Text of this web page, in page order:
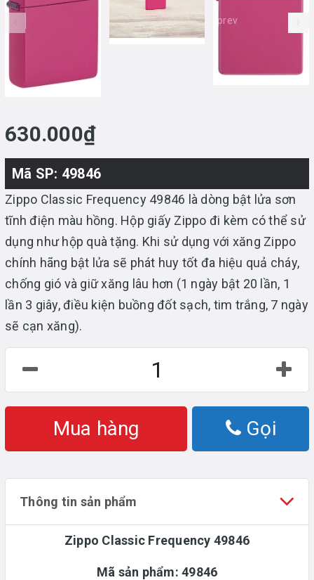
prev
630.000₫
Mã SP: 49846
Zippo Classic Frequency 49846 là dòng bật lửa sơn
tĩnh điện màu hồng. Hộp giấy Zippo đi kèm có thể sử
dụng như hộp quà tặng. Khi sử dụng với xăng Zippo
chính hãng bật lửa sẽ phát huy tốt đa hiệu quả cháy,
chống gió và giữ xăng lâu hơn (1 ngày bật 20 lần, 1
lần 3 giây, điều kiện buồng đốt sạch, tim trắng, 7 ngày
sẽ cạn xăng).
Mua hàng Gọi
Thông tin sản phẩm
Zippo Classic Frequency 49846
Mã sản phẩm: 49846